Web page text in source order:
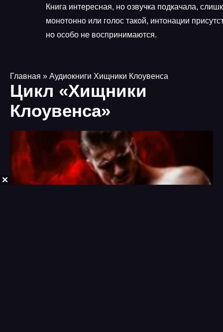
Книга интересная, но озвучка подкачала,
монотонно или голос такой, интонации
но особо не воспринимаются.
Главная » Аудиокниги Хищники Клоувенса
Цикл «Хищники
Клоувенса»